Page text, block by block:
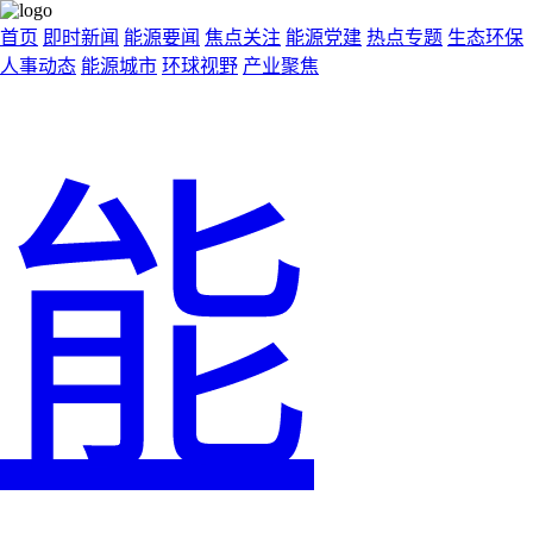
首页 即时新闻 能源要闻 焦点关注 能源党建 热点专题 生态环保
人事动态 能源城市 环球视野 产业聚焦
能